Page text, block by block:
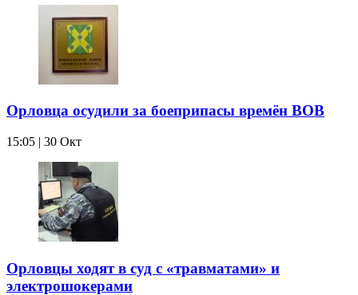
Орловца осудили за боеприпасы времён ВОВ
15:05 | 30 Окт
Орловцы ходят в суд с «травматами» и
электрошокерами